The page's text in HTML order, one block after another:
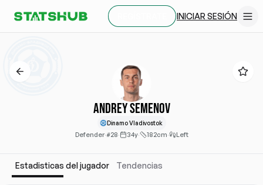
INICIAR SESIÓN
Andrey Semenov
Dinamo Vladivostok
Defender·#28· 34y· 182cm· Left
Estadisticas del jugador Tendencias